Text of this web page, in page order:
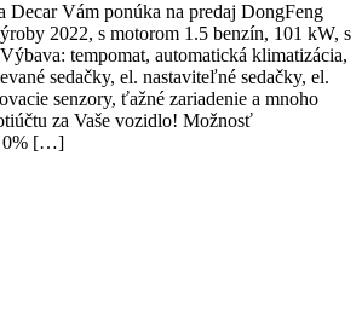
Decar Vám ponúka na predaj DongFeng
2022, s motorom 1.5 benzín, 101 kW, s
tempomat, automatická klimatizácia,
sedačky, el. nastaviteľné sedačky, el.
senzory, ťažné zariadenie a mnoho
za Vaše vozidlo! Možnosť
0% […]